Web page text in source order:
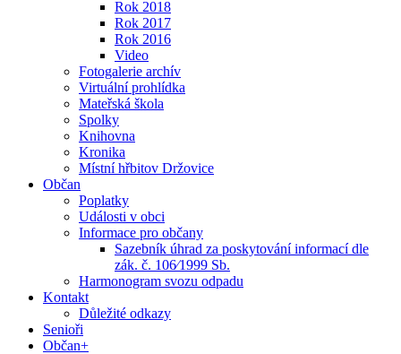
Rok 2018
Rok 2017
Rok 2016
Video
Fotogalerie archív
Virtuální prohlídka
Mateřská škola
Spolky
Knihovna
Kronika
Místní hřbitov Držovice
Občan
Poplatky
Události v obci
Informace pro občany
Sazebník úhrad za poskytování informací dle
zák. č. 106⁄1999 Sb.
Harmonogram svozu odpadu
Kontakt
Důležité odkazy
Senioři
Občan+